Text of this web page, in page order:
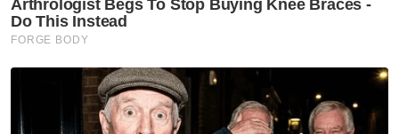
tertutup, menyebabkan mereka lemas.”
Pihak polis mengesahkan siasatan telah
dibuka berhubung kematian tragis tersebut.
Muat turun aplikasi Sinar Harian.Klik di sini!